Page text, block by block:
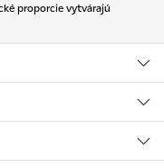
proporcie vytvárajú